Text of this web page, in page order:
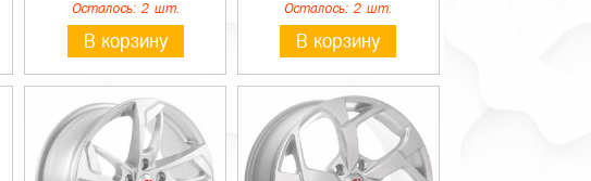
Осталось: 2 шт.
В корзину
Осталось: 2 шт.
В корзину